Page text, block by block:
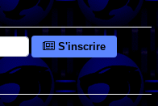
S'inscrire